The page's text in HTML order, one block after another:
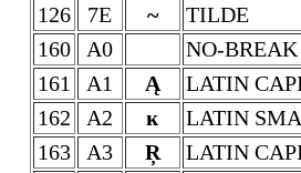
126
7E ~
TILDE
160
A0
NO-BREAK
161
A1 Ą
LATIN
162
A2 ĸ
LATIN
163
A3 Ŗ
LATIN